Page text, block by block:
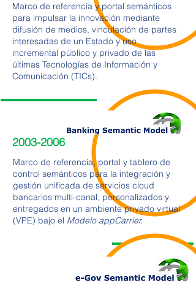
Marco de referencia y portal semánticos
para impulsar la innovación mediante
difusión de medios, vinculación de partes
interesadas de un Estado y uso
incremental público y privado de las
últimas Tecnologías de Información y
Comunicación (TICs).
2003-2006
Marco de referencia, portal y tablero de
control semánticos para la integración y
gestión unificada de servicios cloud
bancarios multi-canal, personalizados y
entregados en un ambiente privado virtual
(VPE) bajo el ModeloappCarrier.